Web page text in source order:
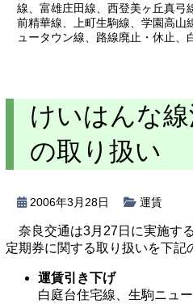
線
富雄庄田線 西登美ヶ丘真弓
前精華線
上町生駒線 学園高山
ュータウン線
路線廃止・休止
けいはんな
の取り扱い
2006年3月28日 運賃
奈良交通は3月27日に実施す
定期券に関する取り扱いを下記
運賃引き下げ
白庭台住宅線、生駒ニュ